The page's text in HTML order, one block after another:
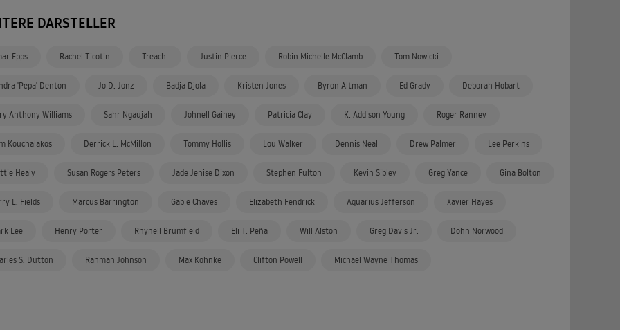
DARSTELLER
Epps Rachel Ticotin Treach Justin Pierce Robin Michelle McClamb Tom Nowicki
'Pepa' Denton Jo D. Jonz Badja Djola Kristen Jones Byron Altman Ed Grady Deborah Hobart
Anthony Williams Sahr Ngaujah Johnell Gainey Patricia Clay K. Addison Young Roger Ranney
Kouchalakos Derrick L. McMillon Tommy Hollis Lou Walker Dennis Neal Drew Palmer Lee Perkins
Healy Susan Rogers Peters Jade Jenise Dixon Stephen Fulton Kevin Sibley Greg Yance Gina Bolton
L. Fields Marcus Barrington Gabie Chaves Elizabeth Fendrick Aquarius Jefferson Xavier Hayes
Lee Henry Porter Rhynell Brumfield Eli T. Peña Will Alston Greg Davis Jr. Dohn Norwood
S. Dutton Rahman Johnson Max Kohnke Clifton Powell Michael Wayne Thomas